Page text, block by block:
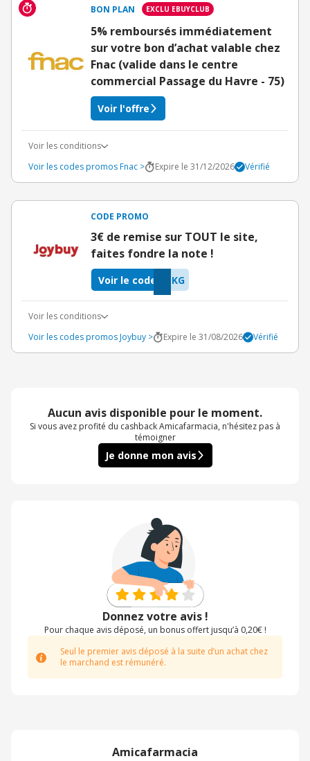
Amicafarmacia
BON PLAN EXCLU EBUYCLUB
5% remboursés immédiatement
sur votre bon d’achat valable chez
Fnac (valide dans le centre
commercial Passage du Havre - 75)
Voir l'offre
Voir les conditions
Voir les codes promos Fnac >
Expire le 31/12/2026 Vérifié
CODE PROMO
3€ de remise sur TOUT le site,
faites fondre la note !
EKG
Voir le code
Voir les conditions
Voir les codes promos Joybuy >
Expire le 31/08/2026 Vérifié
Aucun avis disponible pour le moment.
Si vous avez profité du cashback Amicafarmacia, n'hésitez pas à
témoigner
Je donne mon avis
Donnez votre avis !
Pour chaque avis déposé, un bonus offert jusqu’à 0,20€ !
Seul le premier avis déposé à la suite d’un achat chez
le marchand est rémunéré.